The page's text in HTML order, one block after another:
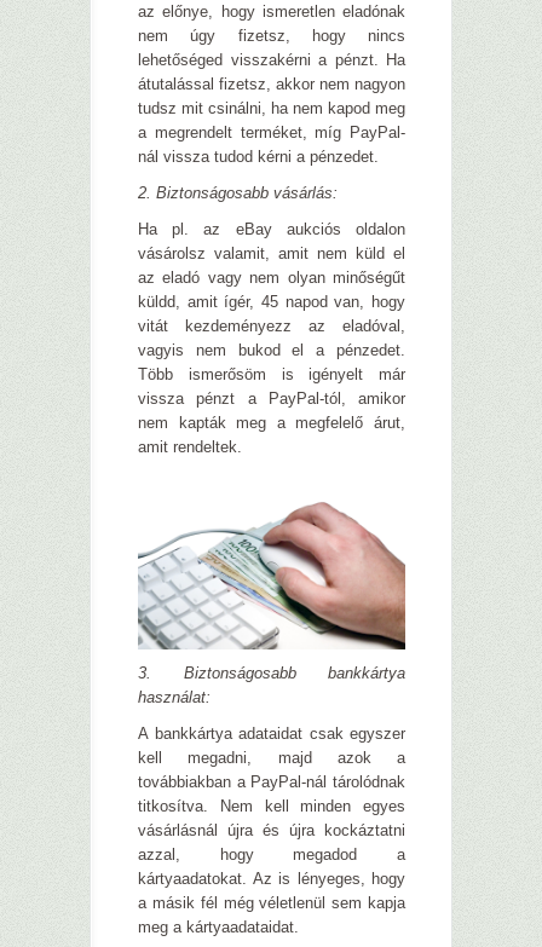
az előnye, hogy ismeretlen eladónak
nem úgy fizetsz, hogy nincs
lehetőséged visszakérni a pénzt. Ha
átutalással fizetsz, akkor nem nagyon
tudsz mit csinálni, ha nem kapod meg
a megrendelt terméket, míg PayPal-
nál vissza tudod kérni a pénzedet.
2. Biztonságosabb vásárlás:
Ha pl. az eBay aukciós oldalon
vásárolsz valamit, amit nem küld el
az eladó vagy nem olyan minőségűt
küldd, amit ígér, 45 napod van, hogy
vitát kezdeményezz az eladóval,
vagyis nem bukod el a pénzedet.
Több ismerősöm is igényelt már
vissza pénzt a PayPal-tól, amikor
nem kapták meg a megfelelő árut,
amit rendeltek.
3. Biztonságosabb bankkártya
használat:
A bankkártya adataidat csak egyszer
kell megadni, majd azok a
továbbiakban a PayPal-nál tárolódnak
titkosítva. Nem kell minden egyes
vásárlásnál újra és újra kockáztatni
azzal, hogy megadod a
kártyaadatokat. Az is lényeges, hogy
a másik fél még véletlenül sem kapja
meg a kártyaadataidat.